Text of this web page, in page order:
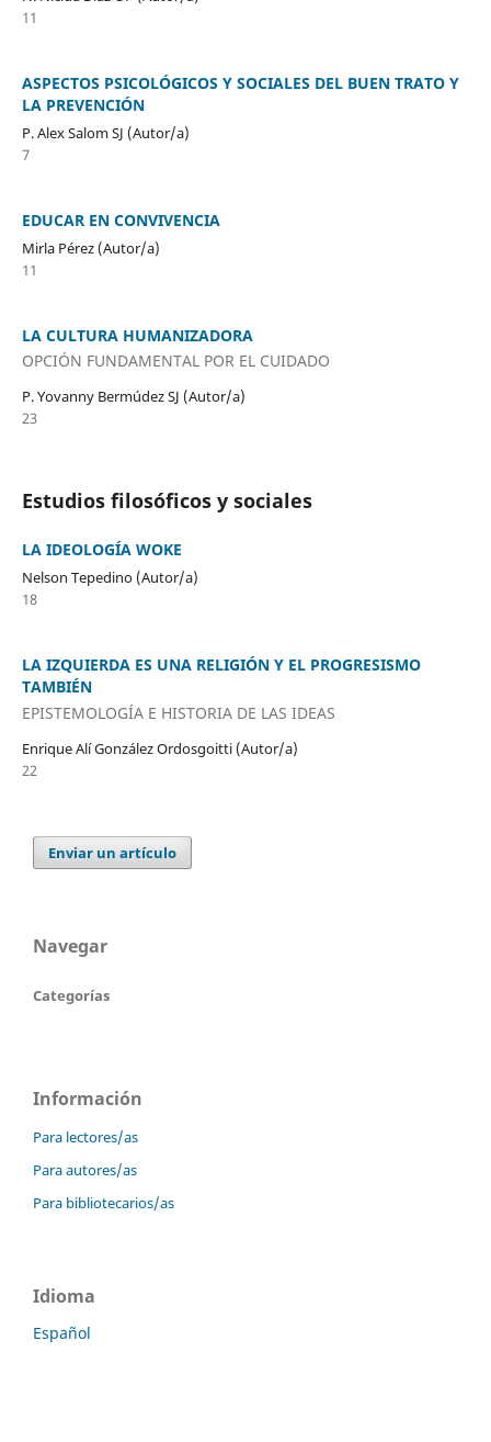
11
ASPECTOS PSICOLÓGICOS Y SOCIALES DEL BUEN TRATO Y
LA PREVENCIÓN
P. Alex Salom SJ (Autor/a)
7
EDUCAR EN CONVIVENCIA
Mirla Pérez (Autor/a)
11
LA CULTURA HUMANIZADORA
OPCIÓN FUNDAMENTAL POR EL CUIDADO
P. Yovanny Bermúdez SJ (Autor/a)
23
Estudios filosóficos y sociales
LA IDEOLOGÍA WOKE
Nelson Tepedino (Autor/a)
18
LA IZQUIERDA ES UNA RELIGIÓN Y EL PROGRESISMO
TAMBIÉN
EPISTEMOLOGÍA E HISTORIA DE LAS IDEAS
Enrique Alí González Ordosgoitti (Autor/a)
22
Enviar un artículo
Navegar
Categorías
Información
Para lectores/as
Para autores/as
Para bibliotecarios/as
Idioma
Español